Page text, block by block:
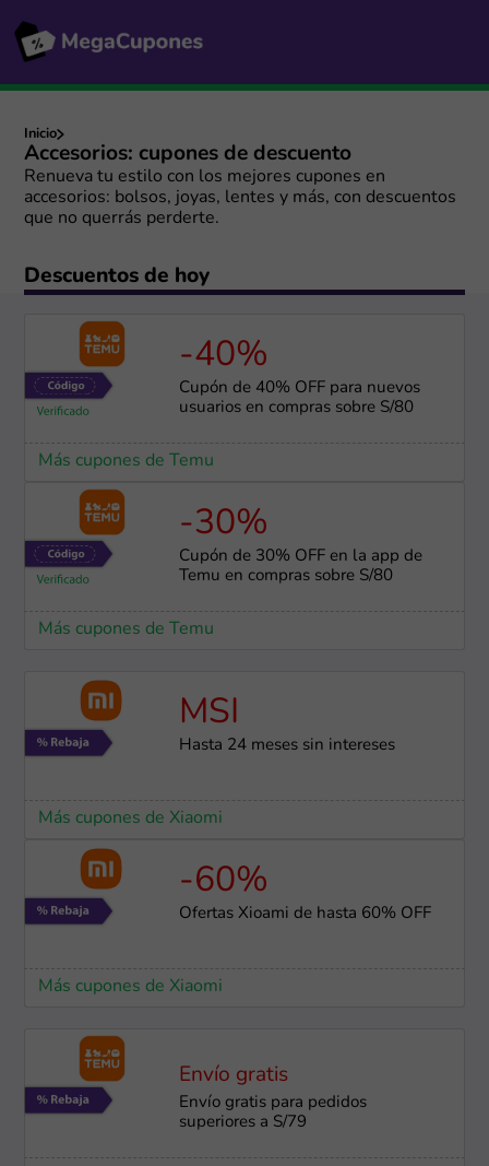
Inicio
Accesorios: cupones de descuento
Renueva tu estilo con los mejores cupones en
accesorios: bolsos, joyas, lentes y más, con descuentos
que no querrás perderte.
Descuentos de hoy
-40%
Cupón de 40% OFF para nuevos
usuarios en compras sobre S/80
Más cupones de Temu
-30%
Cupón de 30% OFF en la app de
Temu en compras sobre S/80
Más cupones de Temu
MSI
Hasta 24 meses sin intereses
Más cupones de Xiaomi
-60%
Ofertas Xioami de hasta 60% OFF
Más cupones de Xiaomi
Envío gratis
Envío gratis para pedidos
superiores a S/79